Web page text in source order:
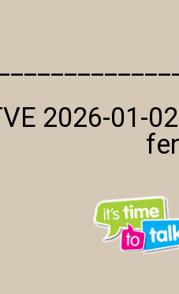
2026-01-